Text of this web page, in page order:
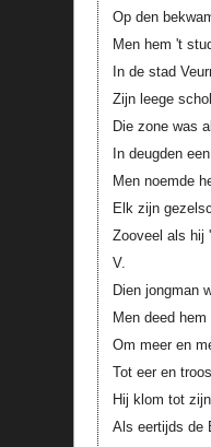
Op den
Men hem 't
In de stad
Zijn leege
Die zone was
In deugden
Men noemde
Elk zijn
Zooveel als hij
V.
Dien jongman
Men deed hem
Om meer en
Tot eer en
Hij klom tot
Als eertijds de